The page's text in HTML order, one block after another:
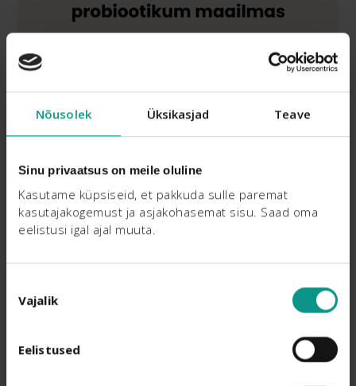
Nõusolek Üksikasjad Teave
Sinu privaatsus on meile oluline
Kasutame küpsiseid, et pakkuda sulle paremat
kasutajakogemust ja asjakohasemat sisu. Saad oma
eelistusi igal ajal muuta.
valik
Vajalik
Eelistused